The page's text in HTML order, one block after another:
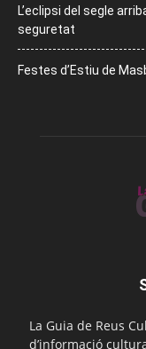
L’eclipsi del segle
seguretat
Festes d’Estiu de
La Guia de Reus
d’informació